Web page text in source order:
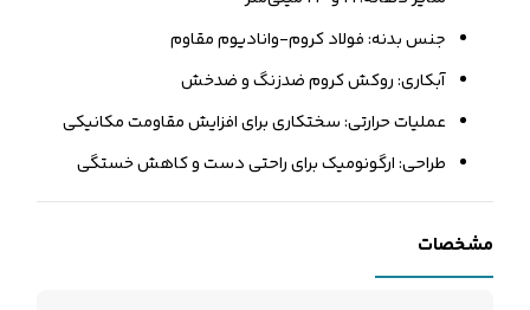
جنس بدنه: فولاد کروم-وانادیوم مقاوم
آبکاری: روکش کروم ضدزنگ و ضدخش
عملیات حرارتی: سختکاری برای افزایش مقاومت مکانیکی
طراحی: ارگونومیک برای راحتی دست و کاهش خستگی
مشخصات